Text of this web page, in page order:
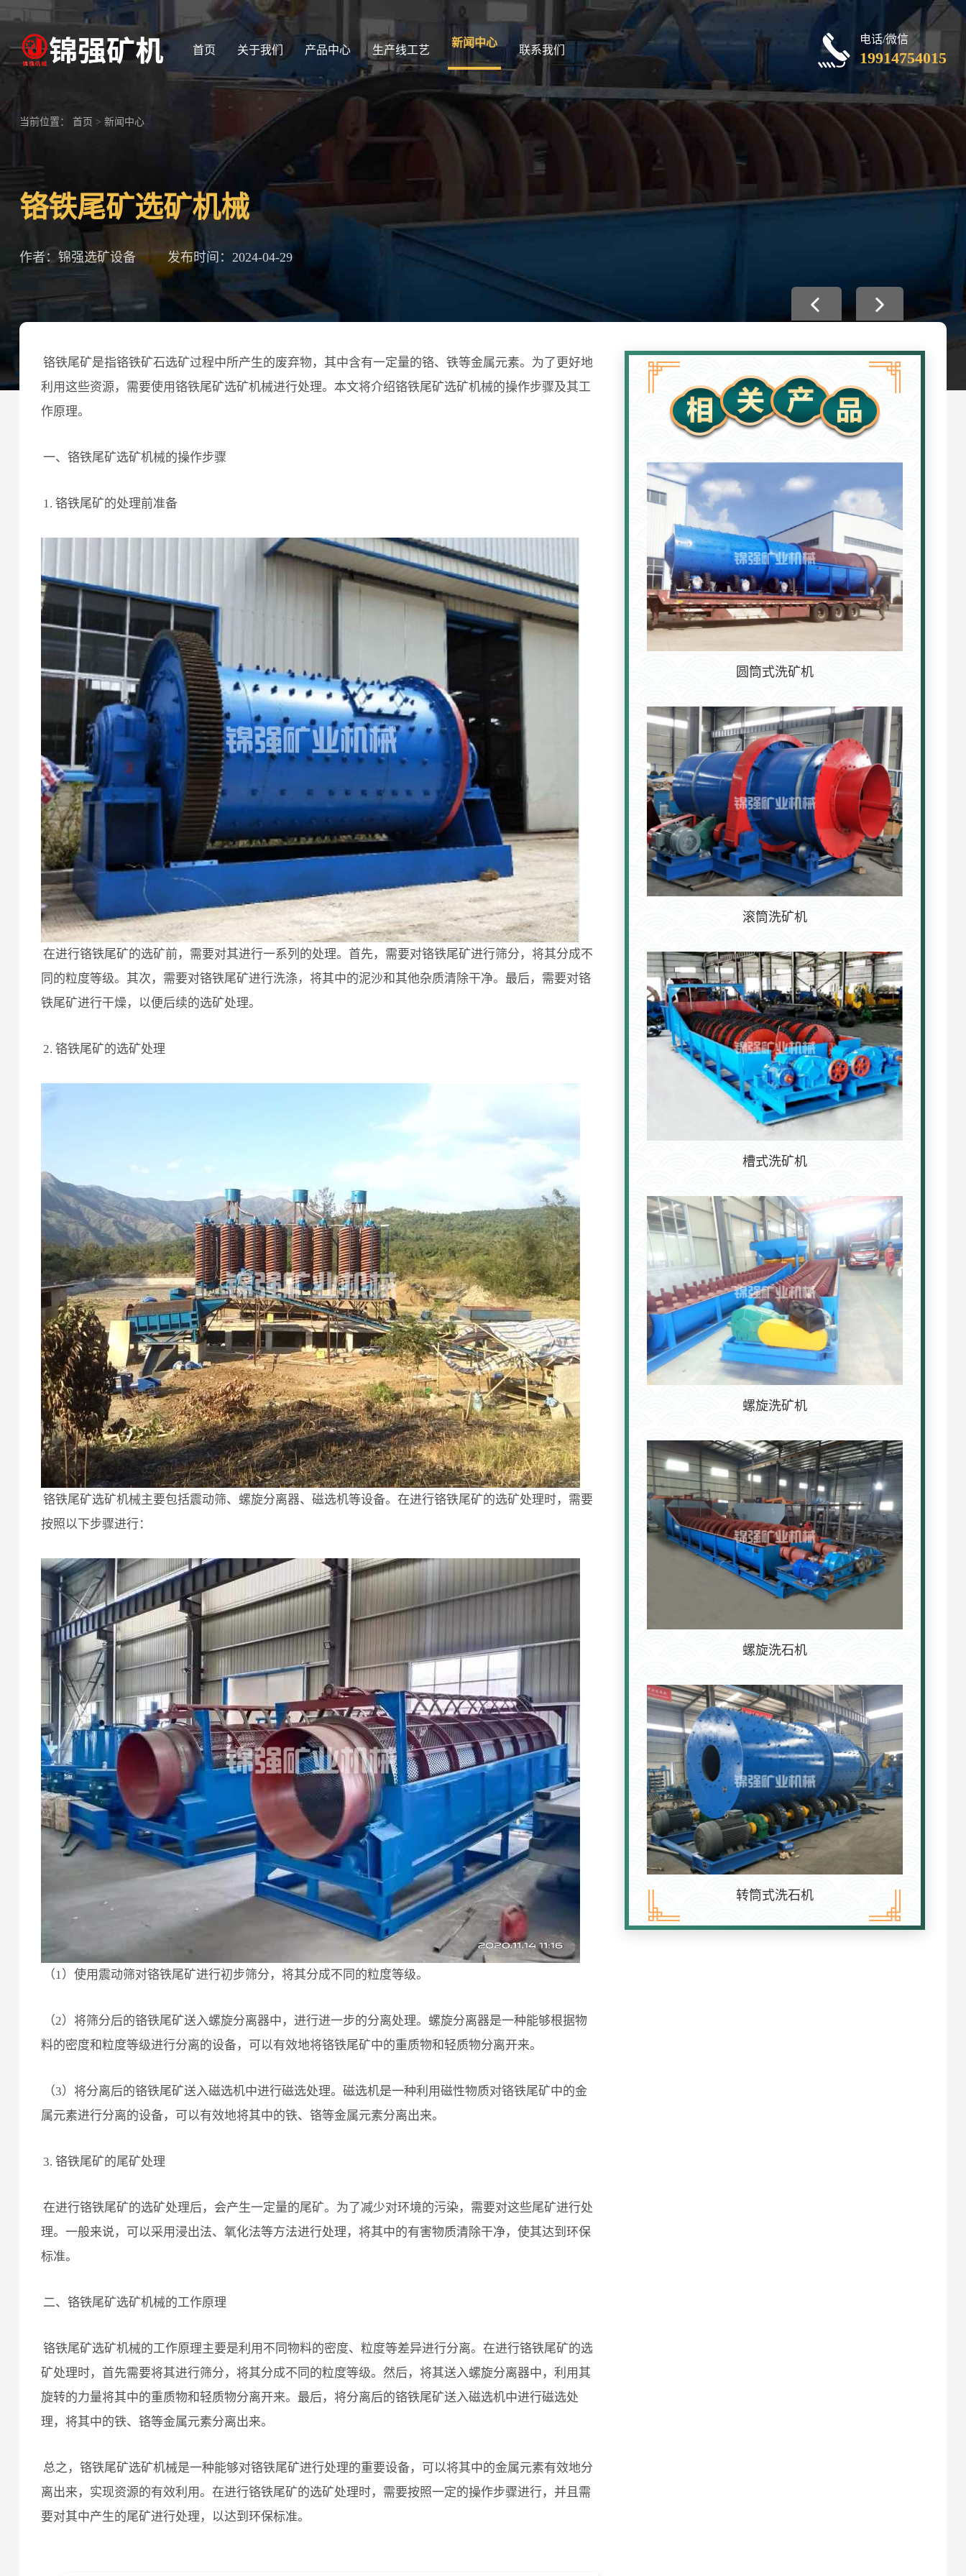
首页 关于我们 产品中心 生产线工艺
新闻中心
联系我们
电话/微信
19914754015
当前位置： 首页 > 新闻中心
铬铁尾矿选矿机械
作者：锦强选矿设备 发布时间：2024-04-29
铬铁尾矿是指铬铁矿石选矿过程中所产生的废弃物，其中含有一定量的铬、铁等金属元素。为了更好地
利用这些资源，需要使用铬铁尾矿选矿机械进行处理。本文将介绍铬铁尾矿选矿机械的操作步骤及其工
作原理。
一、铬铁尾矿选矿机械的操作步骤
1. 铬铁尾矿的处理前准备
在进行铬铁尾矿的选矿前，需要对其进行一系列的处理。首先，需要对铬铁尾矿进行筛分，将其分成不
同的粒度等级。其次，需要对铬铁尾矿进行洗涤，将其中的泥沙和其他杂质清除干净。最后，需要对铬
铁尾矿进行干燥，以便后续的选矿处理。
2. 铬铁尾矿的选矿处理
铬铁尾矿选矿机械主要包括震动筛、螺旋分离器、磁选机等设备。在进行铬铁尾矿的选矿处理时，需要
按照以下步骤进行：
（1）使用震动筛对铬铁尾矿进行初步筛分，将其分成不同的粒度等级。
（2）将筛分后的铬铁尾矿送入螺旋分离器中，进行进一步的分离处理。螺旋分离器是一种能够根据物
料的密度和粒度等级进行分离的设备，可以有效地将铬铁尾矿中的重质物和轻质物分离开来。
（3）将分离后的铬铁尾矿送入磁选机中进行磁选处理。磁选机是一种利用磁性物质对铬铁尾矿中的金
属元素进行分离的设备，可以有效地将其中的铁、铬等金属元素分离出来。
3. 铬铁尾矿的尾矿处理
在进行铬铁尾矿的选矿处理后，会产生一定量的尾矿。为了减少对环境的污染，需要对这些尾矿进行处
理。一般来说，可以采用浸出法、氧化法等方法进行处理，将其中的有害物质清除干净，使其达到环保
标准。
二、铬铁尾矿选矿机械的工作原理
铬铁尾矿选矿机械的工作原理主要是利用不同物料的密度、粒度等差异进行分离。在进行铬铁尾矿的选
矿处理时，首先需要将其进行筛分，将其分成不同的粒度等级。然后，将其送入螺旋分离器中，利用其
旋转的力量将其中的重质物和轻质物分离开来。最后，将分离后的铬铁尾矿送入磁选机中进行磁选处
理，将其中的铁、铬等金属元素分离出来。
总之，铬铁尾矿选矿机械是一种能够对铬铁尾矿进行处理的重要设备，可以将其中的金属元素有效地分
离出来，实现资源的有效利用。在进行铬铁尾矿的选矿处理时，需要按照一定的操作步骤进行，并且需
要对其中产生的尾矿进行处理，以达到环保标准。
圆筒式洗矿机
滚筒洗矿机
槽式洗矿机
螺旋洗矿机
螺旋洗石机
转筒式洗石机